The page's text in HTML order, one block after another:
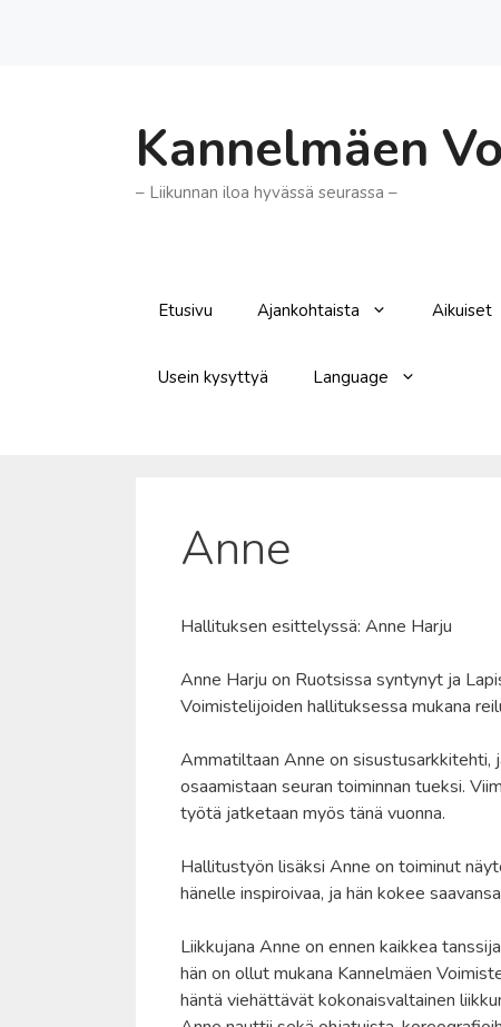
Kannelmäen
– Liikunnan iloa hyvässä seurassa –
Etusivu Ajankohtaista Aikuiset
Usein kysyttyä Language
Anne
Hallituksen esittelyssä: Anne Harju
Anne Harju on Ruotsissa syntynyt ja
Voimistelijoiden hallituksessa mukana
Ammatiltaan Anne on sisustusarkkitehti,
osaamistaan seuran toiminnan tueksi.
työtä jatketaan myös tänä vuonna.
Hallitustyön lisäksi Anne on toiminut
hänelle inspiroivaa, ja hän kokee
Liikkujana Anne on ennen kaikkea
hän on ollut mukana Kannelmäen
häntä viehättävät kokonaisvaltainen